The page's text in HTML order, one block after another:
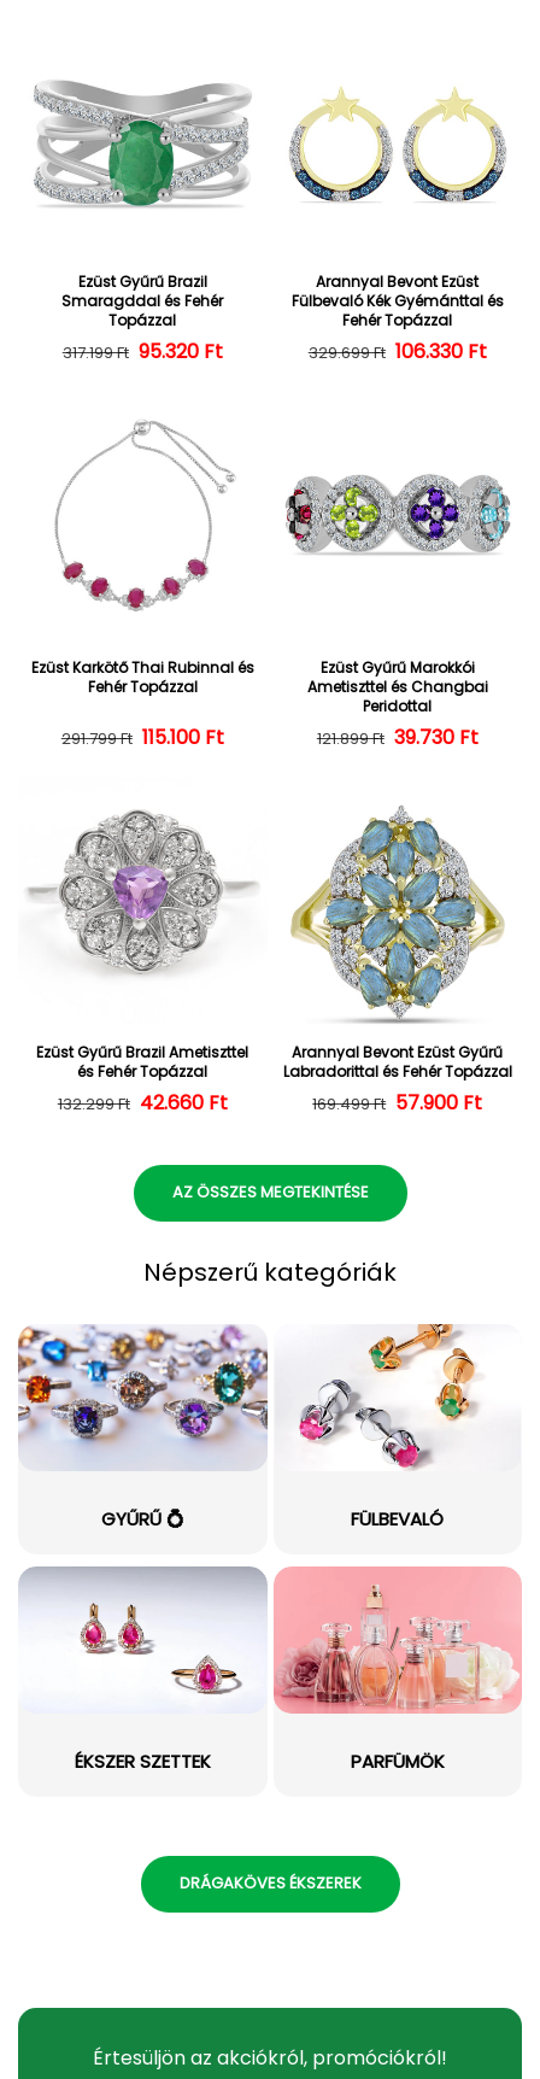
Ezüst Gyűrű Brazil
Smaragddal és Fehér
Topázzal
Normál ár
317.199 Ft Kedvezményes ár
95.320 Ft
Arannyal Bevont Ezüst
Fülbevaló Kék Gyémánttal és
Fehér Topázzal
Normál ár
329.699 Ft 106.330 Ft
Ezüst Karkötő Thai Rubinnal és
Fehér Topázzal
Normál ár
291.799 Ft Kedvezményes ár
115.100 Ft
Ezüst Gyűrű Marokkói
Ametiszttel és Changbai
Peridottal
Normál ár
121.899 Ft 39.730 Ft
Ezüst Gyűrű Brazil Ametiszttel
és Fehér Topázzal
Normál ár
132.299 Ft Kedvezményes ár
42.660 Ft
Arannyal Bevont Ezüst Gyűrű
Labradorittal és Fehér Topázzal
Normál ár
169.499 Ft 57.900 Ft
AZ ÖSSZES MEGTEKINTÉSE
Népszerű kategóriák
GYŰRŰ 💍 FÜLBEVALÓ
ÉKSZER SZETTEK PARFÜMÖK
DRÁGAKÖVES ÉKSZEREK
Értesüljön az akciókról, promóciókról!